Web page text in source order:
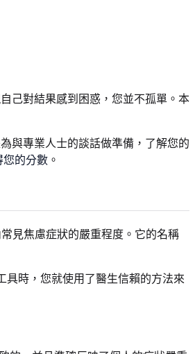
己對結果感到困惑，您並不孤單。本
與專業人士的談話做準備，了解您的
您的分數 。
見焦慮症狀的嚴重程度。它的名稱
具時，您就使用了醫生信賴的方法來